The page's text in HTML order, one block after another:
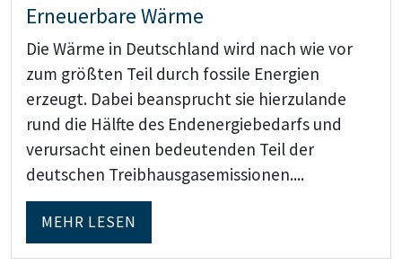
Erneuerbare Wärme
Die Wärme in Deutschland wird nach wie vor
zum größten Teil durch fossile Energien
erzeugt. Dabei beansprucht sie hierzulande
rund die Hälfte des Endenergiebedarfs und
verursacht einen bedeutenden Teil der
deutschen Treibhausgasemissionen....
MEHR LESEN